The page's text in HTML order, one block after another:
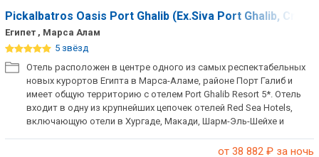
Pickalbatros Oasis Port Ghalib (Ex.Siva Port Ghalib,
Египет , Марса Алам
5 звёзд
Отель расположен в центре одного из самых респектабельных
новых курортов Египта в Марса-Аламе, районе Порт Галиб и
имеет общую территорию с отелем Port Ghalib Resort 5*. Отель
входит в одну из крупнейших цепочек отелей Red Sea Hotels,
включающую отели в Хургаде, Макади, Шарм-Эль-Шейхе и
большие по протяженности пляжи и идеально ухоженная
от 38 882 ₽ за ночь